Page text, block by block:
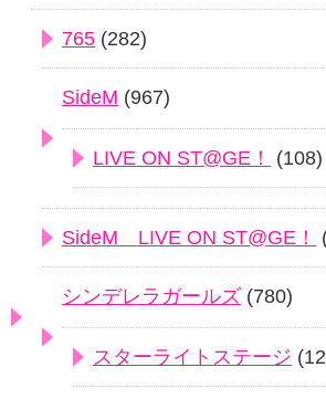
765 (282)
SideM (967)
LIVE ON ST@GE！ (108)
SideM LIVE ON ST@GE！
シンデレラガールズ (780)
スターライトステージ